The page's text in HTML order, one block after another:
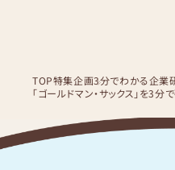
TOP特集企画3分でわかる企業
「ゴールドマン・サックス」を3分